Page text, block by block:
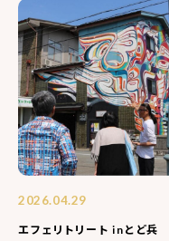
2026.04.29
エフェリトリート inとど兵